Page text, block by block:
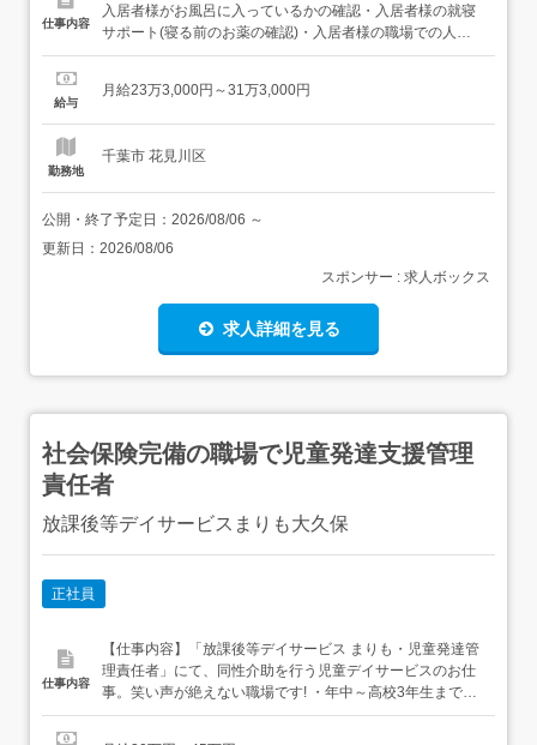
仕事内容
入居者様がお風呂に入っているかの確認・入居者様の就寝
サポート(寝る前のお薬の確認)・入居者様の職場での人間
関係や他の入居者様との人間関係の相談・朝食作り、起床
行ってらっしゃい」と送り出します。 入居者様が出動した
給与
月給23万3,000円～31万3,000円
勤務地
千葉市 花見川区
公開・終了予定日： 2026/08/06 ～
更新日： 2026/08/06
スポンサー : 求人ボックス
求人詳細を見る
社会保険完備の職場で児童発達支援管理
責任者
放課後等デイサービスまりも大久保
正社員
仕事内容
【仕事内容】「放課後等デイサービス まりも・児童発達管
理責任者」にて、同性介助を行う児童デイサービスのお仕
事。笑い声が絶えない職場です! ・年中～高校3年生までの
障がいがあるお子さんを、施設内にて活動支援します。 ・